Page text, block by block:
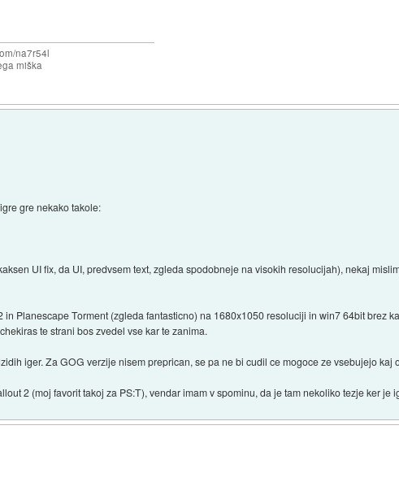
na7r54l
miška
gre nekako takole:
UI fix, da UI, predvsem text, zgleda spodobneje na visokih resolucijah), nekaj
Planescape Torment (zgleda fantasticno) na 1680x1050 resoluciji in win7 64bit brez
te strani bos zvedel vse kar te zanima.
iger. Za GOG verzije nisem preprican, se pa ne bi cudil ce mogoce ze vsebujejo kaj
2 (moj favorit takoj za PS:T), vendar imam v spominu, da je tam nekoliko tezje ker je